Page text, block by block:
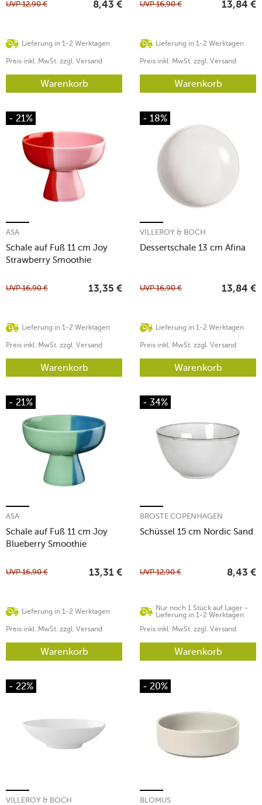
Lieferung in 1-2 Werktagen
UVP12,90 € 8,43 €
Preis inkl. MwSt. zzgl. Versand
Warenkorb
Lieferung in 1-2 Werktagen
UVP16,90 € 13,84 €
Preis inkl. MwSt. zzgl. Versand
Warenkorb
- 21%
Schale auf Fuß 11 cm Joy
Strawberry Smoothie
ASA
Lieferung in 1-2 Werktagen
UVP16,90 € 13,35 €
Preis inkl. MwSt. zzgl. Versand
Warenkorb
- 18%
Dessertschale 13 cm Afina
VILLEROY & BOCH
Lieferung in 1-2 Werktagen
UVP16,90 € 13,84 €
Preis inkl. MwSt. zzgl. Versand
Warenkorb
- 21%
Schale auf Fuß 11 cm Joy
Blueberry Smoothie
ASA
Lieferung in 1-2 Werktagen
UVP16,90 € 13,31 €
Preis inkl. MwSt. zzgl. Versand
Warenkorb
- 34%
Schüssel 15 cm Nordic Sand
BROSTE COPENHAGEN
Nur noch 1 Stück auf Lager -
Lieferung in 1-2 Werktagen
UVP12,90 € 8,43 €
Preis inkl. MwSt. zzgl. Versand
Warenkorb
- 22%
VILLEROY & BOCH
- 20%
BLOMUS